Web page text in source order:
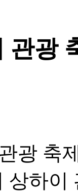
관광
광 축
상하